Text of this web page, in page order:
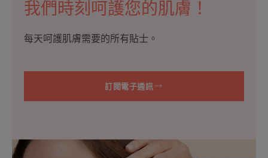
我們時刻呵護您的肌膚！
每天呵護肌膚需要的所有貼士。
訂閱電子通訊